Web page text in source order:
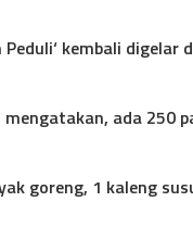
kembali
ada
goreng, 1 kaleng